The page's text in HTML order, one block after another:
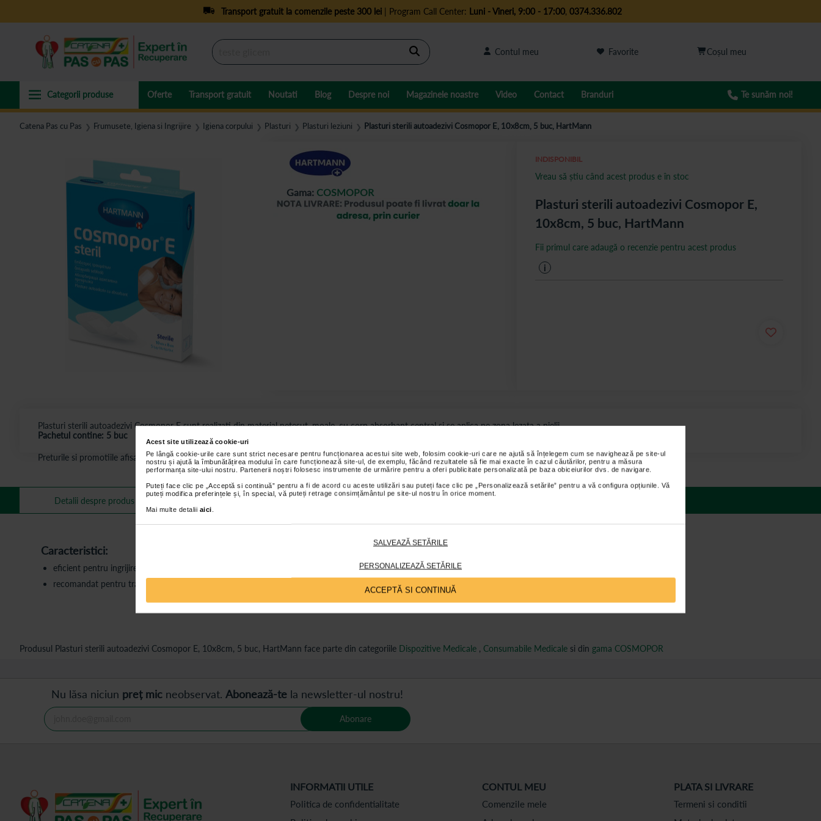
Acest site utilizează cookie-uri
Pe lângă cookie-urile care sunt strict necesare pentru funcționarea acestui site web, folosim cookie-uri care ne ajută să înțelegem cum se navighează pe site-ul
nostru și ajută la îmbunătățirea modului în care funcționează site-ul, de exemplu, făcând rezultatele să fie mai exacte în cazul căutărilor, pentru a măsura
performanța site-ului nostru. Partenerii noștri folosesc instrumente de urmărire pentru a oferi publicitate personalizată pe baza obiceiurilor dvs. de navigare.
Puteți face clic pe „Acceptă si continuă” pentru a fi de acord cu aceste utilizări sau puteți face clic pe „Personalizează setările” pentru a vă configura opțiunile. Vă
puteți modifica preferințele și, în special, vă puteți retrage consimțământul pe site-ul nostru în orice moment.
Mai multe detalii aici
SALVEAZĂ SETĂRILE
PERSONALIZEAZĂ SETĂRILE
ACCEPTĂ SI CONTINUĂ
Transport gratuit la comenzile peste 300 lei| Program Call Center: Luni - Vineri, 9:00 - 17:00, 0374.336.802
Cautare Contul meu Favorite
Oferte Transport gratuit Noutati Blog Despre noi Magazinele noastre Video Contact Branduri Te sunăm noi!
Catena Pas cu Pas ❯ Frumusete, Igiena si Ingrijire ❯ Igiena corpului ❯ Plasturi ❯ Plasturi leziuni ❯ Plasturi sterili autoadezivi Cosmopor E, 10x8cm, 5 buc, HartMann
Gama: COSMOPOR
Plasturi sterili autoadezivi Cosmopor E sunt realizati din material netesut, moale, cu corp absorbant central si se aplica pe zona lezata a pielii.
Pachetul contine: 5 buc
Plasturi sterili autoadezivi Cosmopor E,
10x8cm, 5 buc, HartMann
INDISPONIBIL
Fii primul care adaugă o recenzie pentru acest produs
i
Vreau să știu când acest produs e în stoc
Preturile si promotiile afisate pe site in dreptul fiecarui produs sunt valabile pentru comenzile efectuate online.
Detalii despre produs
Caracteristici:
eficient pentru ingrijirea ranilor post-operatorii;
recomandat pentru tratamentul steril al leziunilor minore.
Mai multe informații Review-uri
Produsul Plasturi sterili autoadezivi Cosmopor E, 10x8cm, 5 buc, HartMann face parte din categoriile Dispozitive Medicale , Consumabile Medicale si din gama COSMOPOR
Nu lăsa niciun preț mic neobservat. Abonează-te la newsletter-ul nostru!
Abonare
INFORMATII UTILE
Politica de confidentialitate
CONTUL MEU
Comenzile mele
PLATA SI LIVRARE
Termeni si conditii